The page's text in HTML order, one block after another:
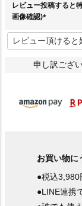
レビュー投稿すると
画像確認)
必
須
)
申し訳ござ
お買い物に
●税込
●LINE連携